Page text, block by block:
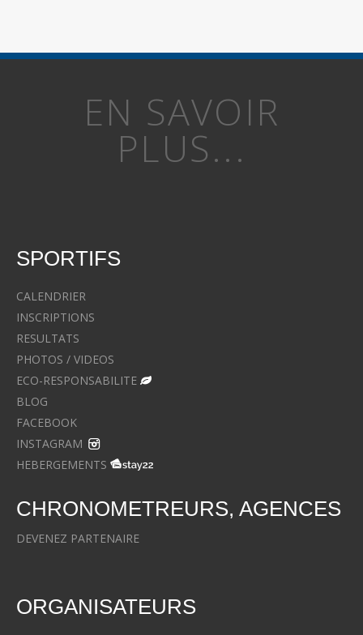
EN SAVOIR
PLUS...
SPORTIFS
CALENDRIER
INSCRIPTIONS
RESULTATS
PHOTOS / VIDEOS
ECO-RESPONSABILITE
BLOG
FACEBOOK
INSTAGRAM
HEBERGEMENTS
CHRONOMETREURS, AGENCES
DEVENEZ PARTENAIRE
ORGANISATEURS